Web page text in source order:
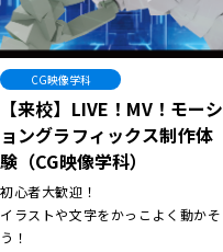
CG映像学科
【来校】LIVE！MV！モーシ
ョングラフィックス制作体
験（CG映像学科）
初心者大歓迎！
イラストや文字をかっこよく動かそ
う！